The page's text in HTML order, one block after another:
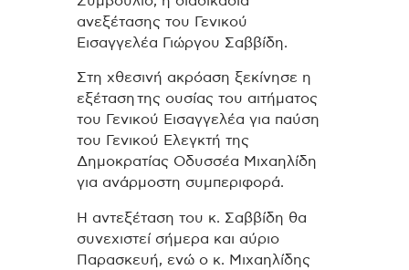
ανεξέτασης του Γενικού
Εισαγγελέα Γιώργου Σαββίδη.
Στη χθεσινή ακρόαση ξεκίνησε η
εξέταση της ουσίας του αιτήματος
του Γενικού Εισαγγελέα για παύση
του Γενικού Ελεγκτή της
Δημοκρατίας Οδυσσέα Μιχαηλίδη
για ανάρμοστη συμπεριφορά.
Η αντεξέταση του κ. Σαββίδη θα
συνεχιστεί σήμερα και αύριο
Παρασκευή, ενώ ο κ. Μιχαηλίδης